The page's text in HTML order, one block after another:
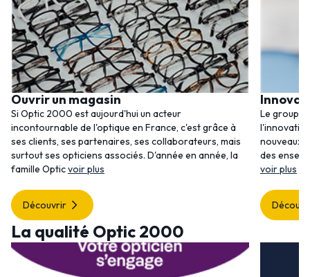
Ouvrir un magasin
Si Optic 2000 est aujourd'hui un acteur
incontournable de l'optique en France, c'est grâce à
ses clients, ses partenaires, ses collaborateurs, mais
surtout ses opticiens associés. D'année en année, la
famille Opticvoir plus
Découvrir
Le
nouveaux
des
voir plus
La qualité Optic 2000